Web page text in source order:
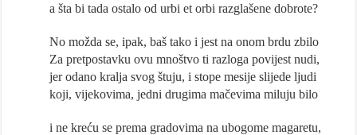
a šta bi tada ostalo od urbi et orbi razglašene dobrote?
No možda se, ipak, baš tako i jest na onom brdu zbilo
Za pretpostavku ovu mnoštvo ti razloga povijest nudi,
jer odano kralja svog štuju, i stope mesije slijede ljudi
koji, vijekovima, jedni drugima mačevima miluju bilo
i ne kreću se prema gradovima na ubogome magaretu,